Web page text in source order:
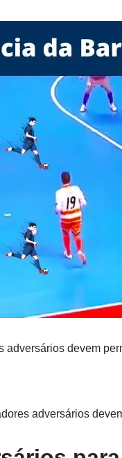
adversários devem
adversários